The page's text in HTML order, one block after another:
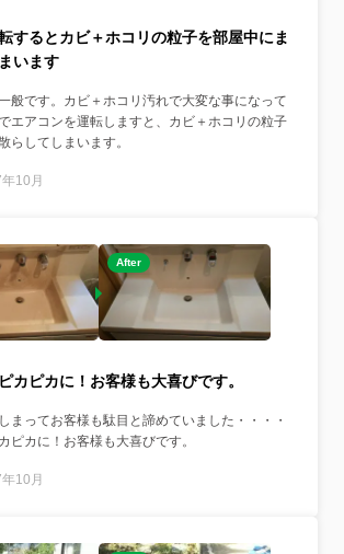
するとカビ＋ホコリの粒子を部屋中にま
います
般です。カビ＋ホコリ汚れで大変な事になって
エアコンを運転しますと、カビ＋ホコリの粒子
らしてしまいます。
10月
After
カピカに！お客様も大喜びです。
まってお客様も駄目と諦めていました・・・・
ピカに！お客様も大喜びです。
10月